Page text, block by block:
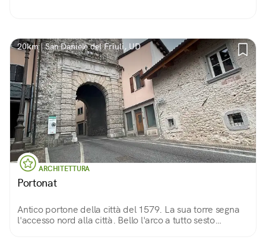
20km | San Daniele del Friuli, UD
ARCHITETTURA
Portonat
Antico portone della città del 1579. La sua torre segna
l'accesso nord alla città. Bello l'arco a tutto sesto